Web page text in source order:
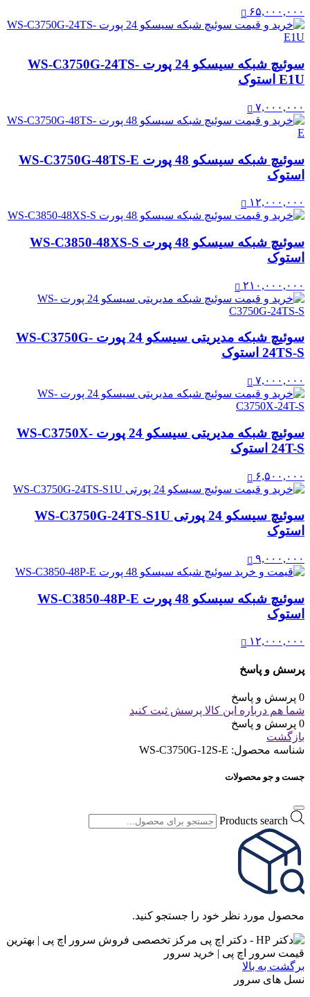
۶۵,۰۰۰,۰۰۰
سوئیچ شبکه سیسکو 24 پورت WS-C3750G-24TS-
E1U استوک
۷,۰۰۰,۰۰۰
سوئیچ شبکه سیسکو 48 پورت WS-C3750G-48TS-E
استوک
۱۲,۰۰۰,۰۰۰
سوئیچ شبکه سیسکو 48 پورت WS-C3850-48XS-S
استوک
۲۱۰,۰۰۰,۰۰۰
سوئیچ شبکه مدیریتی سیسکو 24 پورت WS-C3750G-
24TS-S استوک
۷,۰۰۰,۰۰۰
سوئیچ شبکه مدیریتی سیسکو 24 پورت WS-C3750X-
24T-S استوک
۶,۵۰۰,۰۰۰
سوئیچ سیسکو 24 پورتی WS-C3750G-24TS-S1U
استوک
۹,۰۰۰,۰۰۰
سوئیچ شبکه سیسکو 48 پورت WS-C3850-48P-E
استوک
۱۲,۰۰۰,۰۰۰
پرسش و پاسخ
0 پرسش و پاسخ
شما هم درباره این کالا پرسش ثبت کنید
0 پرسش و پاسخ
بازگشت
شناسه محصول: WS-C3750G-12S-E
جست و جو محصولات
Products search
محصول مورد نظر خود را جستجو کنید.
برگشت به بالا
نسل های سرور